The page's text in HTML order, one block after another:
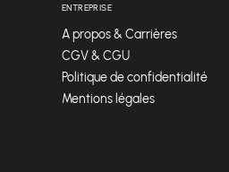
ENTREPRISE
A propos & Carrières
CGV & CGU
Politique de confidentialité
Mentions légales